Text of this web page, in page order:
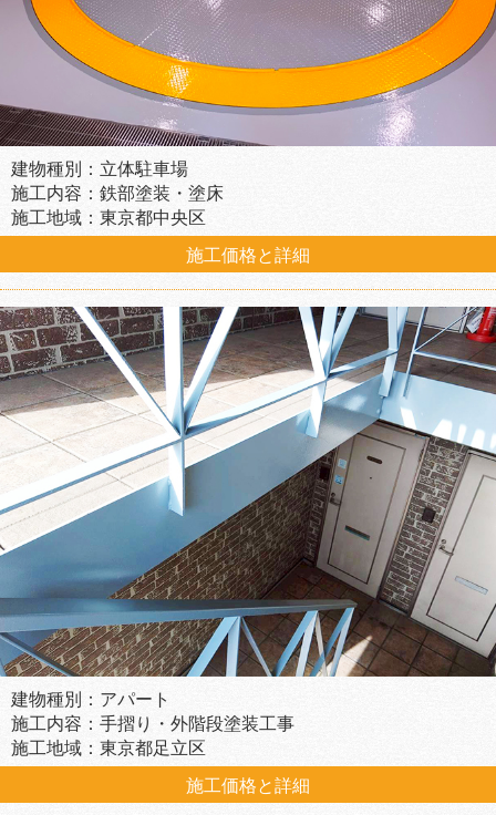
建物種別：立体駐車場
施工内容：鉄部塗装・塗床
施工地域：東京都中央区
施工価格と詳細
建物種別：アパート
施工内容：手摺り・外階段塗装工事
施工地域：東京都足立区
施工価格と詳細